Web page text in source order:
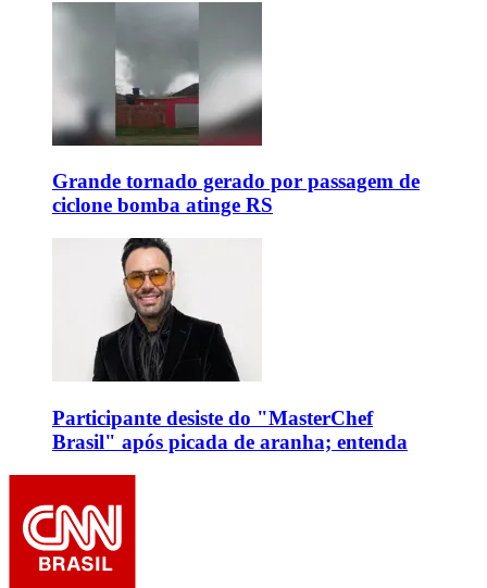
Grande tornado gerado por passagem de
ciclone bomba atinge RS
Participante desiste do "MasterChef
Brasil" após picada de aranha; entenda